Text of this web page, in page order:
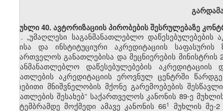
მუხლი40. ავტორიზაციისპირობებისშესრულებაზე
1. „უმაღლესი საგანმანათლებლო დაწესებულებების
წესისა და ინსტიტუციური
აკრედიტაციის
საქართველოს განათლებისა და მეცნიერების
საგანმანათლებლო დაწესებულებების
განათლების აკრედიტაციის ეროვნულ ცენტრში
არსებითი მნიშვნელობის მქონე გარემოებების
განათლების შესახებ” საქართველოს კანონის89-ე
სექტემბრამდე მოქმედი ამავე კანონის 66​1 მუხლის მე-2